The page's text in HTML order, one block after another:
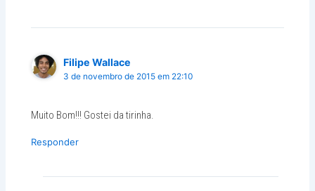
Filipe Wallace
3 de novembro de 2015 em 22:10
Muito Bom!!! Gostei da tirinha.
Responder